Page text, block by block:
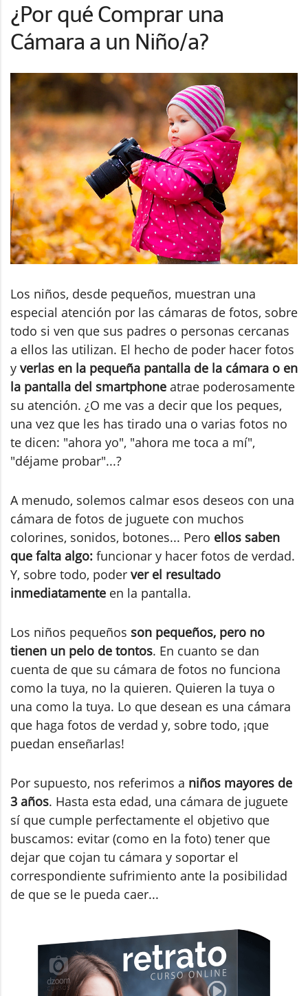
¿Por qué Comprar una
Cámara a un Niño/a?
Los niños, desde pequeños, muestran una
especial atención por las cámaras de fotos, sobre
todo si ven que sus padres o personas cercanas
a ellos las utilizan. El hecho de poder hacer fotos
y verlas en la pequeña pantalla de la cámara o en
la pantalla del smartphone atrae poderosamente
su atención. ¿O me vas a decir que los peques,
una vez que les has tirado una o varias fotos no
te dicen: "ahora yo", "ahora me toca a mí",
"déjame probar"...?
A menudo, solemos calmar esos deseos con una
cámara de fotos de juguete con muchos
colorines, sonidos, botones... Pero ellos saben
que falta algo: funcionar y hacer fotos de verdad.
Y, sobre todo, poder ver el resultado
inmediatamente en la pantalla.
Los niños pequeños son pequeños, pero no
tienen un pelo de tontos. En cuanto se dan
cuenta de que su cámara de fotos no funciona
como la tuya, no la quieren. Quieren la tuya o
una como la tuya. Lo que desean es una cámara
que haga fotos de verdad y, sobre todo, ¡que
puedan enseñarlas!
Por supuesto, nos referimos a niños mayores de
3 años. Hasta esta edad, una cámara de juguete
sí que cumple perfectamente el objetivo que
buscamos: evitar (como en la foto) tener que
dejar que cojan tu cámara y soportar el
correspondiente sufrimiento ante la posibilidad
de que se le pueda caer...